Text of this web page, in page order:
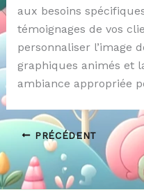
aux besoins
témoignages de vos
personnaliser l’image
graphiques animés et
ambiance appropriée
PRÉCÉDENT